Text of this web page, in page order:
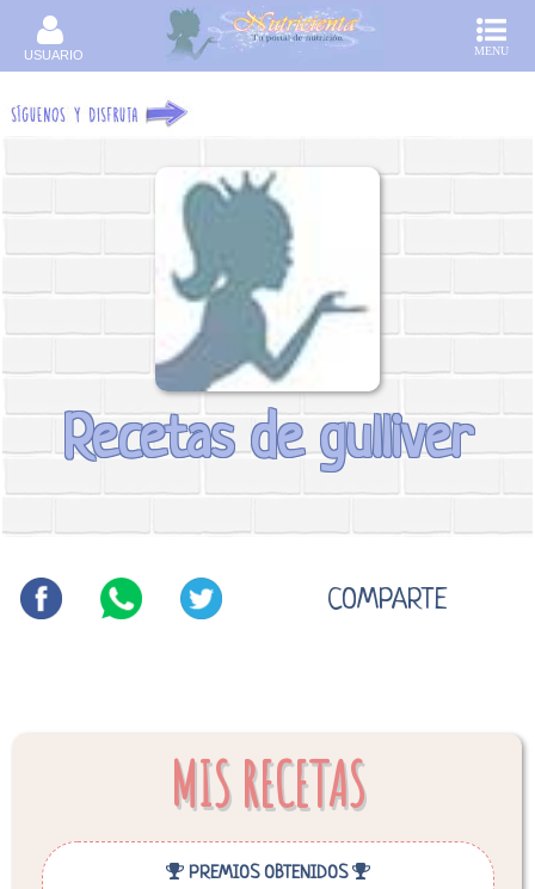
USUARIO MENU
Recetas de gulliver
COMPARTE
MIS RECETAS
PREMIOS OBTENIDOS